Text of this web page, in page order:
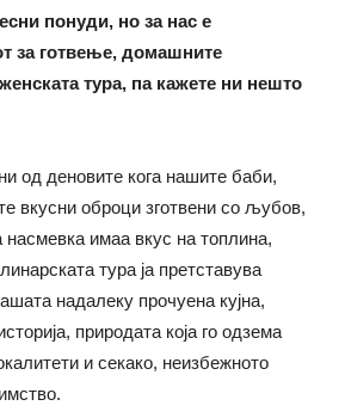
понуди, но за нас е
за готвење, домашните
тура, па кажете ни нешто
од деновите кога нашите баби,
вкусни оброци зготвени со љубов,
насмевка имаа вкус на топлина,
тура ја претставува
надалеку прочуена кујна,
природата која го одзема
и секако, неизбежното